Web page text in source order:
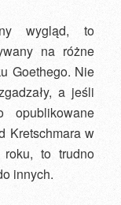
wygląd, to
na różne
Goethego. Nie
a jeśli
Kretschmara w
roku, to trudno
innych.